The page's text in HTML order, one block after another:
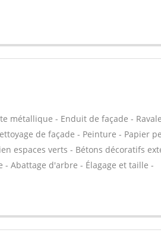
métallique - Enduit de façade -
de façade - Peinture - Papier
espaces verts - Bétons décoratifs
- Abattage d'arbre - Élagage et taille -